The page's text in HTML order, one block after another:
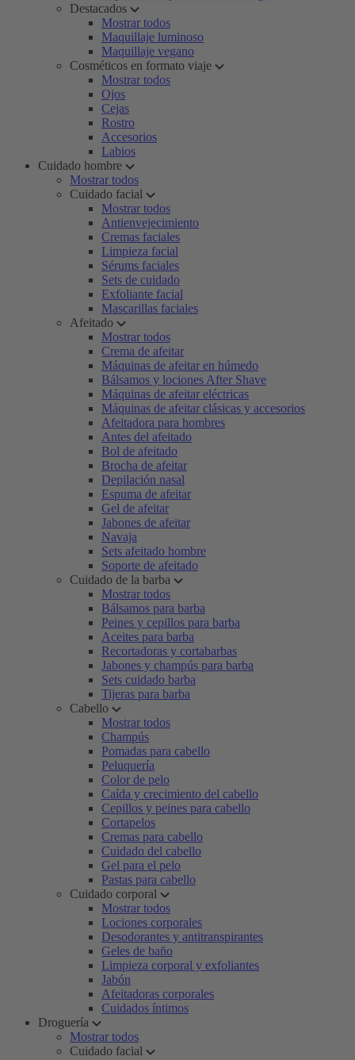
Destacados
Mostrar todos
Maquillaje luminoso
Maquillaje vegano
Cosméticos en formato viaje
Mostrar todos
Ojos
Cejas
Rostro
Accesorios
Labios
Cuidado hombre
Mostrar todos
Cuidado facial
Mostrar todos
Antienvejecimiento
Cremas faciales
Limpieza facial
Sérums faciales
Sets de cuidado
Exfoliante facial
Mascarillas faciales
Afeitado
Mostrar todos
Crema de afeitar
Máquinas de afeitar en húmedo
Bálsamos y lociones After Shave
Máquinas de afeitar eléctricas
Máquinas de afeitar clásicas y accesorios
Afeitadora para hombres
Antes del afeitado
Bol de afeitado
Brocha de afeitar
Depilación nasal
Espuma de afeitar
Gel de afeitar
Jabones de afeitar
Navaja
Sets afeitado hombre
Soporte de afeitado
Cuidado de la barba
Mostrar todos
Bálsamos para barba
Peines y cepillos para barba
Aceites para barba
Recortadoras y cortabarbas
Jabones y champús para barba
Sets cuidado barba
Tijeras para barba
Cabello
Mostrar todos
Champús
Pomadas para cabello
Peluquería
Color de pelo
Caída y crecimiento del cabello
Cepillos y peines para cabello
Cortapelos
Cremas para cabello
Cuidado del cabello
Gel para el pelo
Pastas para cabello
Cuidado corporal
Mostrar todos
Lociones corporales
Desodorantes y antitranspirantes
Geles de baño
Limpieza corporal y exfoliantes
Jabón
Afeitadoras corporales
Cuidados íntimos
Droguería
Mostrar todos
Cuidado facial